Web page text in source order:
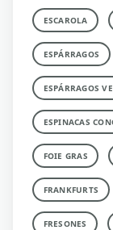
ESCAROLA
ESPÁRRAGOS
ESPÁRRAGOS
ESPINACAS
FOIE GRAS
FRANKFURTS
FRESONES